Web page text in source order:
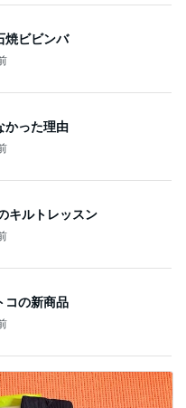
焼ビビンバ
かった理由
キルトレッスン
コの新商品